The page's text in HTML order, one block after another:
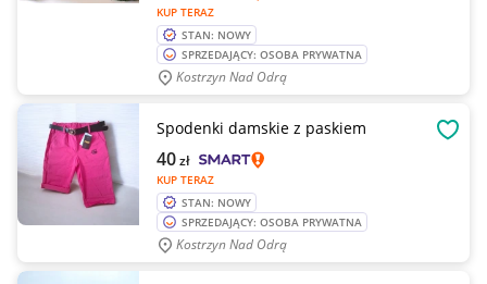
KUP TERAZ
STAN: NOWY
SPRZEDAJĄCY: OSOBA PRYWATNA
Kostrzyn Nad Odrą
Spodenki damskie z paskiem
KUP TERAZ
40zł
STAN: NOWY
SPRZEDAJĄCY: OSOBA PRYWATNA
Kostrzyn Nad Odrą